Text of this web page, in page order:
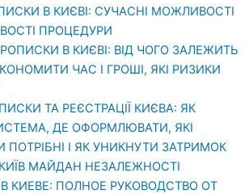
В КИЄВІ: СУЧАСНІ МОЖЛИВОСТІ
ПРОЦЕДУРИ
В КИЄВІ: ВІД ЧОГО ЗАЛЕЖИТЬ
ЧАС І ГРОШІ, ЯКІ РИЗИКИ
ТА РЕЄСТРАЦІЇ КИЄВА: ЯК
ДЕ ОФОРМЛЮВАТИ, ЯКІ
І ЯК УНИКНУТИ ЗАТРИМОК
МАЙДАН НЕЗАЛЕЖНОСТІ
КИЕВЕ: ПОЛНОЕ РУКОВОДСТВО ОТ